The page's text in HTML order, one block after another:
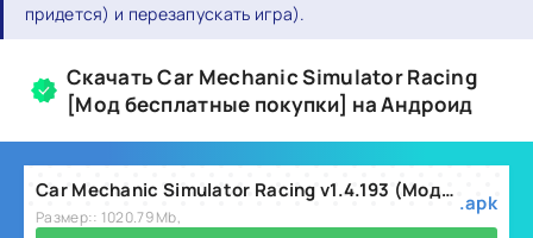
придется) и перезапускать игра).
Скачать Car Mechanic Simulator Racing
[Мод бесплатные покупки] на Андроид
Car Mechanic Simulator Racing v1.4.193 (Мод: бесплатные покупки).apk
Размер:: 1020.79 Mb,
.apk